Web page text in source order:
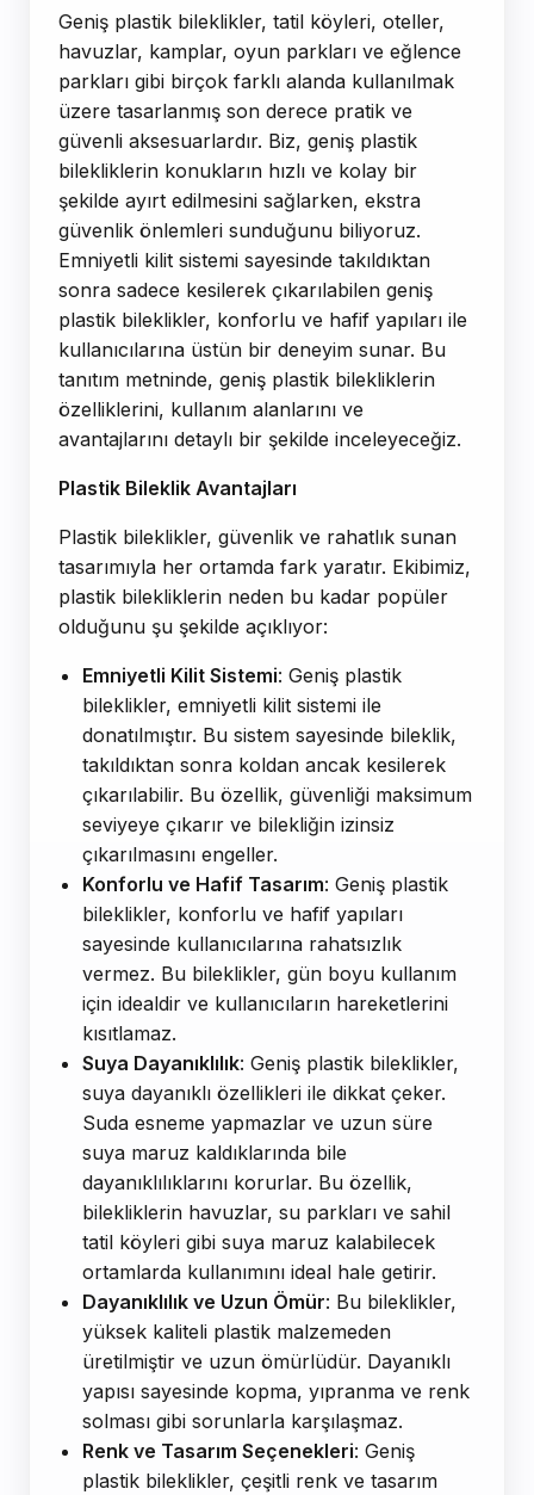
Geniş plastik bileklikler, tatil köyleri, oteller,
havuzlar, kamplar, oyun parkları ve eğlence
parkları gibi birçok farklı alanda kullanılmak
üzere tasarlanmış son derece pratik ve
güvenli aksesuarlardır. Biz, geniş plastik
bilekliklerin konukların hızlı ve kolay bir
şekilde ayırt edilmesini sağlarken, ekstra
güvenlik önlemleri sunduğunu biliyoruz.
Emniyetli kilit sistemi sayesinde takıldıktan
sonra sadece kesilerek çıkarılabilen geniş
plastik bileklikler, konforlu ve hafif yapıları ile
kullanıcılarına üstün bir deneyim sunar. Bu
tanıtım metninde, geniş plastik bilekliklerin
özelliklerini, kullanım alanlarını ve
avantajlarını detaylı bir şekilde inceleyeceğiz.
Plastik Bileklik Avantajları
Plastik bileklikler, güvenlik ve rahatlık sunan
tasarımıyla her ortamda fark yaratır. Ekibimiz,
plastik bilekliklerin neden bu kadar popüler
olduğunu şu şekilde açıklıyor:
Emniyetli Kilit Sistemi: Geniş plastik
bileklikler, emniyetli kilit sistemi ile
donatılmıştır. Bu sistem sayesinde bileklik,
takıldıktan sonra koldan ancak kesilerek
çıkarılabilir. Bu özellik, güvenliği maksimum
seviyeye çıkarır ve bilekliğin izinsiz
çıkarılmasını engeller.
Konforlu ve Hafif Tasarım: Geniş plastik
bileklikler, konforlu ve hafif yapıları
sayesinde kullanıcılarına rahatsızlık
vermez. Bu bileklikler, gün boyu kullanım
için idealdir ve kullanıcıların hareketlerini
kısıtlamaz.
Suya Dayanıklılık: Geniş plastik bileklikler,
suya dayanıklı özellikleri ile dikkat çeker.
Suda esneme yapmazlar ve uzun süre
suya maruz kaldıklarında bile
dayanıklılıklarını korurlar. Bu özellik,
bilekliklerin havuzlar, su parkları ve sahil
tatil köyleri gibi suya maruz kalabilecek
ortamlarda kullanımını ideal hale getirir.
Dayanıklılık ve Uzun Ömür: Bu bileklikler,
yüksek kaliteli plastik malzemeden
üretilmiştir ve uzun ömürlüdür. Dayanıklı
yapısı sayesinde kopma, yıpranma ve renk
solması gibi sorunlarla karşılaşmaz.
Renk ve Tasarım Seçenekleri: Geniş
plastik bileklikler, çeşitli renk ve tasarım